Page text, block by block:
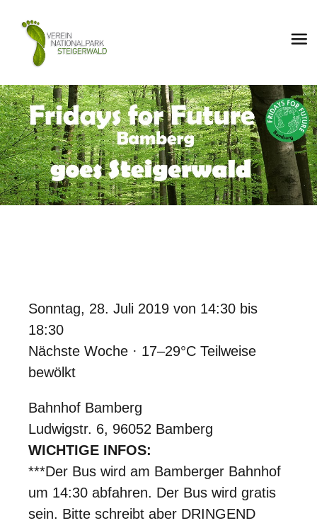
Sonntag, 28. Juli 2019 von 14:30 bis
18:30
Nächste Woche · 17–29°C Teilweise
bewölkt
Bahnhof Bamberg
Ludwigstr. 6, 96052 Bamberg
WICHTIGE INFOS:
***Der Bus wird am Bamberger Bahnhof
um 14:30 abfahren. Der Bus wird gratis
sein. Bitte schreibt aber DRINGEND